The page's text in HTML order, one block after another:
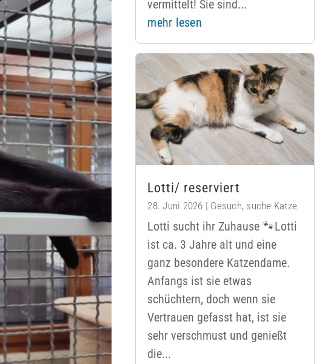
vermittelt! Sie sind...
mehr lesen
Lotti/ reserviert
28. Juni 2026 | Gesuch, suche Katze
Lotti sucht ihr Zuhause 🐾Lotti
ist ca. 3 Jahre alt und eine
ganz besondere Katzendame.
Anfangs ist sie etwas
schüchtern, doch wenn sie
Vertrauen gefasst hat, ist sie
sehr verschmust und genießt
die...